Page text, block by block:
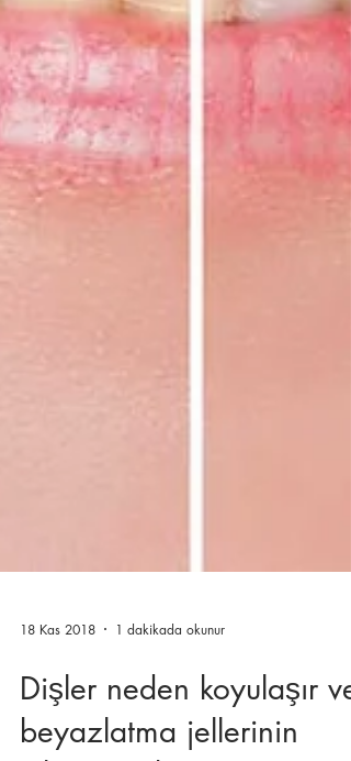
18 Kas 2018 1 dakikada okunur